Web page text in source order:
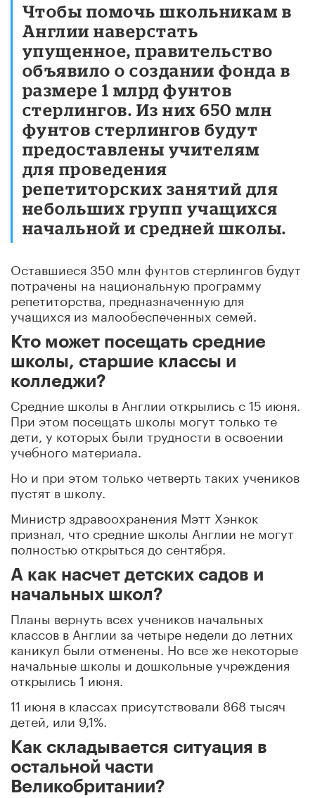
Чтобы помочь школьникам в
Англии наверстать
упущенное, правительство
объявило о создании фонда в
размере 1 млрд фунтов
стерлингов. Из них 650 млн
фунтов стерлингов будут
предоставлены учителям
для проведения
репетиторских занятий для
небольших групп учащихся
начальной и средней школы.
Оставшиеся 350 млн фунтов стерлингов будут
потрачены на национальную программу
репетиторства, предназначенную для
учащихся из малообеспеченных семей.
Кто может посещать средние
школы, старшие классы и
колледжи?
Средние школы в Англии открылись с 15 июня.
При этом посещать школы могут только те
дети, у которых были трудности в освоении
учебного материала.
Но и при этом только четверть таких учеников
пустят в школу.
Министр здравоохранения Мэтт Хэнкок
признал, что средние школы Англии не могут
полностью открыться до сентября.
А как насчет детских садов и
начальных школ?
Планы вернуть всех учеников начальных
классов в Англии за четыре недели до летних
каникул были отменены. Но все же некоторые
начальные школы и дошкольные учреждения
открылись 1 июня.
11 июня в классах присутствовали 868 тысяч
детей, или 9,1%.
Как складывается ситуация в
остальной части
Великобритании?